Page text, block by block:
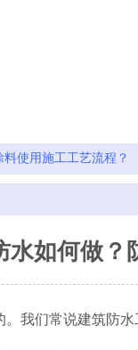
使用施工工艺流程？
水如何做？
我们常说建筑防